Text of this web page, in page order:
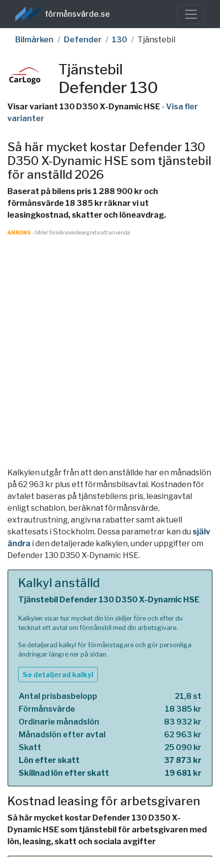
förmånsvärde.se
Bilmärken Defender 130 Tjänstebil
Tjänstebil
Defender 130
Visar variant 130 D350 X-Dynamic HSE - Visa fler
varianter
Så här mycket kostar Defender 130
D350 X-Dynamic HSE som tjänstebil
för anställd 2026
Baserat på bilens pris 1 288 900 kr och
förmånsvärde 18 385 kr räknar vi ut
leasingkostnad, skatter och löneavdrag.
ANNONS- håller förmånsvärde.se gratis att använda
Kalkylen utgår från att den anställde har en månadslön
på 62 963 kr plus ett förmånsbilsavtal. Kostnaden för
avtalet baseras på tjänstebilens pris, leasingavtal
enligt schablon, beräknat förmånsvärde,
extrautrustning, angivna rabatter samt aktuell
skattesats i Stockholm. Dessa parametrar kan du själv
ändra i den detaljerade kalkylen, under uppgifter om
Defender 130 D350 X-Dynamic HSE.
Kalkyl anställd
Tjänstebil Defender 130 D350 X-Dynamic HSE
Kalkylen visar hur mycket din lön skiljer före och efter du
tecknat ett avtal om förmånsbil med din arbetsgivare.
Se detaljerad kalkyl för förmånstagare och gör personliga
ändringar längre ner på sidan.
Se detaljerad kalkyl
Antal prisbasbelopp
21,8 st
Förmånsvärde
18 385 kr
Ordinarie månadslön
83 932 kr
Månadslön efter avtal
62 963 kr
Skatt
25 090 kr
Lön efter skatt
37 873 kr
Skillnad lön efter skatt
19 681 kr
Kostnad leasing för arbetsgivaren
Så här mycket kostar Defender 130 D350 X-
Dynamic HSE som tjänstebil för arbetsgivaren med
lön, leasing, skatt och sociala avgifter